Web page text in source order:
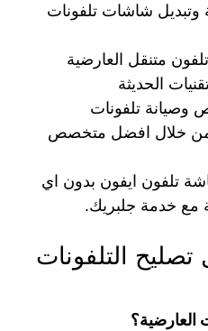
وتبديل شاشات تلفونات
متنقل العارضية
الحديثة
تلفونات
من خلال افضل متخصص
تلفون ايفون بدون اي
مع خدمة جلبريك.
التلفونات
العارضية؟